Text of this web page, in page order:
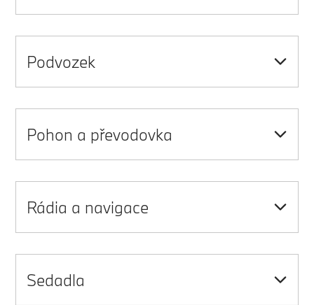
Podvozek
Pohon a převodovka
Rádia a navigace
Sedadla